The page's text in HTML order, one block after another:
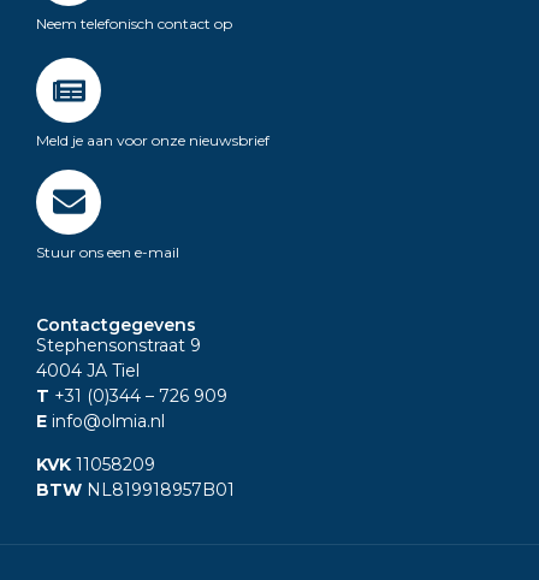
Neem telefonisch contact op
Meld je aan voor onze nieuwsbrief
Stuur ons een e-mail
Contactgegevens
Stephensonstraat 9
4004 JA Tiel
T +31 (0)344 – 726 909
E info@olmia.nl
KVK 11058209
BTW NL819918957B01